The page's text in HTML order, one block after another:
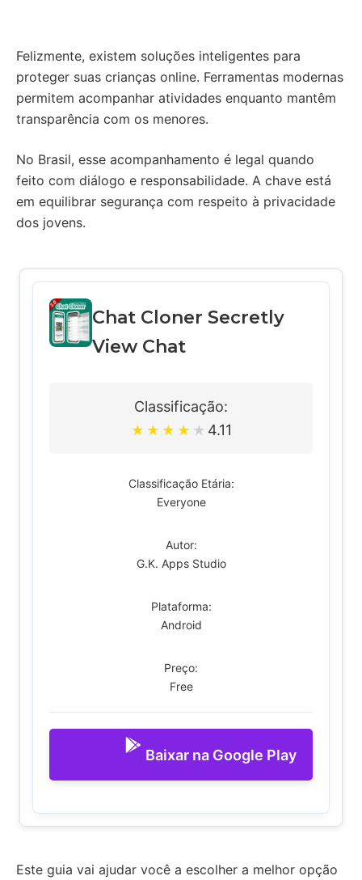
Felizmente, existem soluções inteligentes para
proteger suas crianças online. Ferramentas modernas
permitem acompanhar atividades enquanto mantêm
transparência com os menores.
No Brasil, esse acompanhamento é legal quando
feito com diálogo e responsabilidade. A chave está
em equilibrar segurança com respeito à privacidade
dos jovens.
Chat Cloner Secretly
View Chat
Classificação:
★ ★ ★ ★ ★ 4.11
Classificação Etária:
Everyone
Autor:
G.K. Apps Studio
Plataforma:
Android
Preço:
Free
Baixar na Google Play
Este guia vai ajudar você a escolher a melhor opção